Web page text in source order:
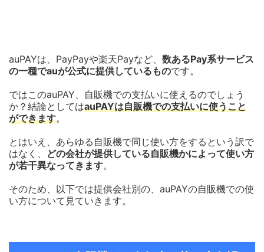
auPAYは、PayPayや楽天Payなど、 数あるPay系サービス
の一種でauが公式に提供しているものです。
ではこのauPAY、自販機での支払いに使えるのでしょう
か？結論としてはauPAYは自販機での支払いに使うこと
ができます。
とはいえ、あらゆる自販機で同じ使い方をするという訳で
はなく、 どの会社が提供している自販機かによって使い方
が若干異なってきます。
そのため、以下では提供会社別の、auPAYの自販機での使
い方について見ていきます。